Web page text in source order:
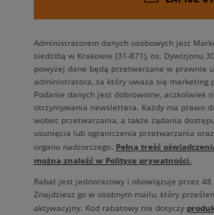
Administratorem danych osobowych jest
siedzibą w Krakowie (31-871), os. Dywizjonu
powyżej dane będą przetwarzane w prawnie
administratora, za który uważa się marketing
Podanie danych jest dobrowolne, aczkolwiek
otrzymywania newslettera. Każdy ma prawo
wobec przetwarzania, a także żądania
usunięcia lub ograniczenia przetwarzania
organu nadzorczego. Pełną treść
można znaleźć w Polityce prywatności.
Rabat jest jednorazowy i obowiązuje przez
Znajdziesz go w osobnym mailu, który
aktywacyjny. Kod rabatowy nie dotyczy